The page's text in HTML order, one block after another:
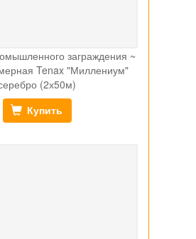
заграждения ~
Tenax "Миллениум"
(2х50м)
Купить